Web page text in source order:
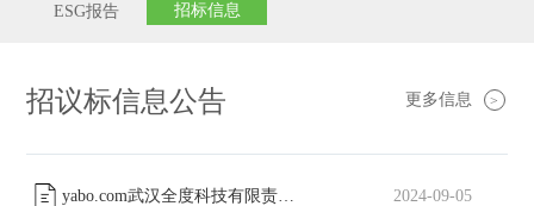
ESG报告 招标信息
招议标信息公告 更多信息 >
yabo.com武汉全度科技有限责任公司工会委员会篮球场改造工程中标公告 2024-09-05